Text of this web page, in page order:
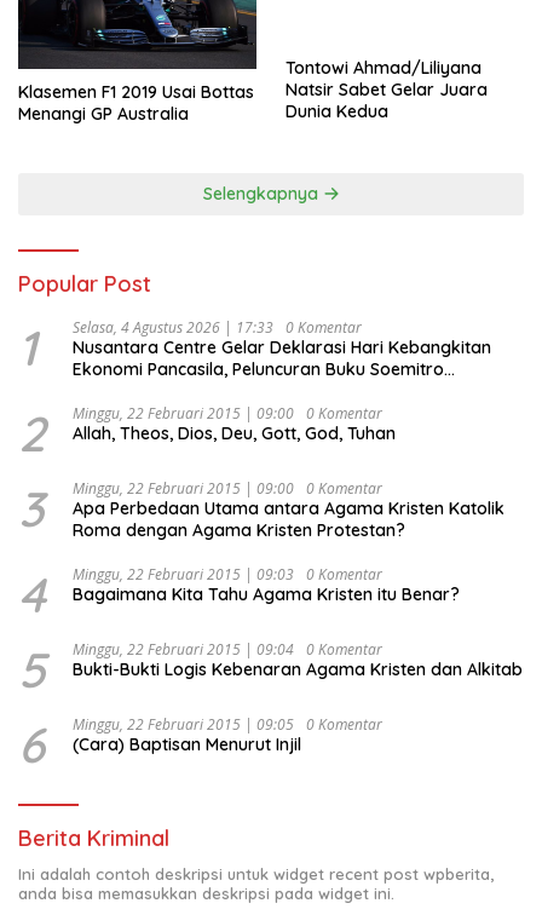
Klasemen F1 2019 Usai Bottas
Menangi GP Australia
Tontowi Ahmad/Liliyana
Natsir Sabet Gelar Juara
Dunia Kedua
Selengkapnya
Popular Post
1 Selasa, 4 Agustus 2026 | 17:33 0 Komentar
Nusantara Centre Gelar Deklarasi Hari Kebangkitan
Ekonomi Pancasila, Peluncuran Buku Soemitro
Ekonomi Politik Indonesia) & Simposium Nasional
“Urgensi Undang-Undang Perekonomian Nasional dan
Indonesia Emas 2045”,
2 Minggu, 22 Februari 2015 | 09:00 0 Komentar
Allah, Theos, Dios, Deu, Gott, God, Tuhan
3 Minggu, 22 Februari 2015 | 09:00 0 Komentar
Apa Perbedaan Utama antara Agama Kristen Katolik
Roma dengan Agama Kristen Protestan?
4 Minggu, 22 Februari 2015 | 09:03 0 Komentar
Bagaimana Kita Tahu Agama Kristen itu Benar?
5 Minggu, 22 Februari 2015 | 09:04 0 Komentar
Bukti-Bukti Logis Kebenaran Agama Kristen dan Alkitab
6 Minggu, 22 Februari 2015 | 09:05 0 Komentar
(Cara) Baptisan Menurut Injil
Berita Kriminal
Ini adalah contoh deskripsi untuk widget recent post wpberita,
anda bisa memasukkan deskripsi pada widget ini.